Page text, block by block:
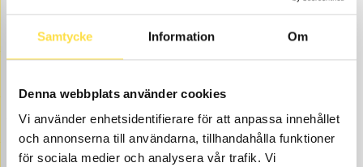
Samtycke Information Om
Denna webbplats använder cookies
Vi använder enhetsidentifierare för att anpassa innehållet
och annonserna till användarna, tillhandahålla funktioner
för sociala medier och analysera vår trafik. Vi
SAKNAR DU NÅGON RESERVDEL?
Kontakta oss så hjälper vi dig!
Torkarkomponenter till BM A35 dumper finns som
volvodelar hos oss på BA Trading. Våra
Torkarkomponenter till dumper BM A35 finns som nya
eller begagnade och varsamt renoverade volvodelar